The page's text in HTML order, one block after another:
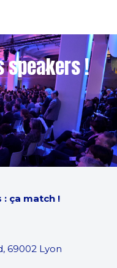
speakers !
ça match !
69002 Lyon